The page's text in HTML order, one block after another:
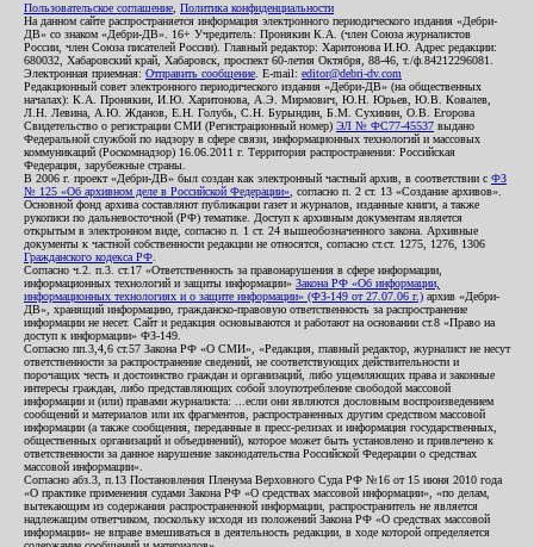
Пользовательское соглашение Политика конфиденциальности
На данном сайте распространяется информация электронного периодического издания «Дебри-
ДВ» со знаком «Дебри-ДВ». 16+ Учредитель: Пронякин К.А. (член Союза журналистов
России, член Союза писателей России). Главный редактор: Харитонова И.Ю. Адрес редакции:
680032, Хабаровский край, Хабаровск, проспект 60-летия Октября, 88-46, т./ф.84212296081.
Электронная приемная: Отправить сообщение . E-mail: editor@debri-dv.com
Редакционный совет электронного периодического издания «Дебри-ДВ» (на общественных
началах): К.А. Пронякин, И.Ю. Харитонова, А.Э. Мирмович, Ю.Н. Юрьев, Ю.В. Ковалев,
Л.Н. Левина, А.Ю. Жданов, Е.Н. Голубь, С.Н. Бурындин, Б.М. Сухинин, О.В. Егорова
Свидетельство о регистрации СМИ (Регистрационный номер) ЭЛ № ФС77-45537 выдано
Федеральной службой по надзору в сфере связи, информационных технологий и массовых
коммуникаций (Роскомнадзор) 16.06.2011 г. Территория распространения: Российская
Федерация, зарубежные страны.
В 2006 г. проект «Дебри-ДВ» был создан как электронный частный архив, в соответствии с ФЗ
№ 125 «Об архивном деле в Российской Федерации» , согласно п. 2 ст. 13 «Создание архивов».
Основной фонд архива составляют публикации газет и журналов, изданные книги, а также
рукописи по дальневосточной (РФ) тематике. Доступ к архивным документам является
открытым в электронном виде, согласно п. 1 ст. 24 вышеобозначенного закона. Архивные
документы к частной собственности редакции не относятся, согласно ст.ст. 1275, 1276, 1306
Гражданского кодекса РФ
Согласно ч.2. п.3. ст.17 «Ответственность за правонарушения в сфере информации,
информационных технологий и защиты информации» Закона РФ «Об информации,
информационных технологиях и о защите информации» (ФЗ-149 от 27.07.06 г.) архив «Дебри-
ДВ», хранящий информацию, гражданско-правовую ответственность за распространение
информации не несет. Сайт и редакция основываются и работают на основании ст.8 «Право на
доступ к информации» ФЗ-149.
Согласно пп.3,4,6 ст.57 Закона РФ «О СМИ», «Редакция, главный редактор, журналист не несут
ответственности за распространение сведений, не соответствующих действительности и
порочащих честь и достоинство граждан и организаций, либо ущемляющих права и законные
интересы граждан, либо представляющих собой злоупотребление свободой массовой
информации и (или) правами журналиста: ...если они являются дословным воспроизведением
сообщений и материалов или их фрагментов, распространенных другим средством массовой
информации (а также сообщения, переданные в пресс-релизах и информация государственных,
общественных организаций и объединений), которое может быть установлено и привлечено к
ответственности за данное нарушение законодательства Российской Федерации о средствах
массовой информации».
Согласно абз.3, п.13 Постановления Пленума Верховного Суда РФ №16 от 15 июня 2010 года
«О практике применения судами Закона РФ «О средствах массовой информации», «по делам,
вытекающим из содержания распространенной информации, распространитель не является
надлежащим ответчиком, поскольку исходя из положений Закона РФ «О средствах массовой
информации» не вправе вмешиваться в деятельность редакции, в ходе которой определяется